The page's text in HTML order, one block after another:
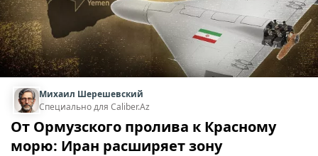
Михаил Шерешевский
Специально для Caliber.Az
От Ормузского пролива к Красному
морю: Иран расширяет зону